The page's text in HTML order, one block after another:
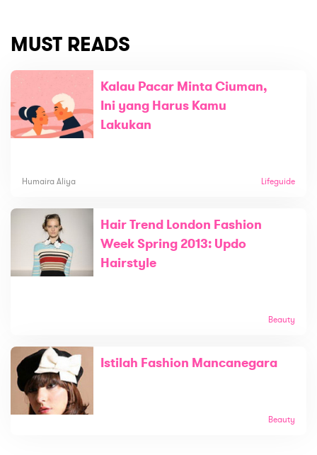
MUST READS
Kalau Pacar Minta Ciuman,
Ini yang Harus Kamu
Lakukan
Humaira Aliya Lifeguide
Hair Trend London Fashion
Week Spring 2013: Updo
Hairstyle
Beauty
Istilah Fashion Mancanegara
Beauty